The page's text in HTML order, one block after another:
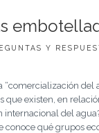
Y
“comercialización del
que existen, en
internacional del
conoce qué grupos